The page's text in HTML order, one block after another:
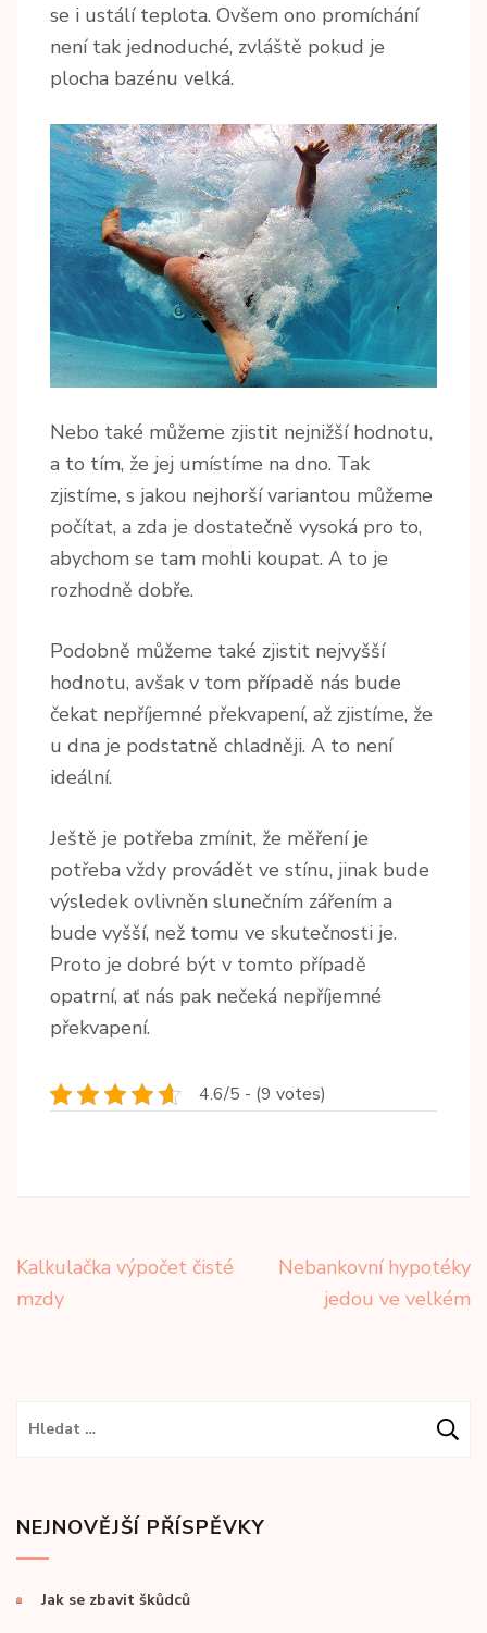
se i ustálí teplota. Ovšem ono promíchání
není tak jednoduché, zvláště pokud je
plocha bazénu velká.
Nebo také můžeme zjistit nejnižší hodnotu,
a to tím, že jej umístíme na dno. Tak
zjistíme, s jakou nejhorší variantou můžeme
počítat, a zda je dostatečně vysoká pro to,
abychom se tam mohli koupat. A to je
rozhodně dobře.
Podobně můžeme také zjistit nejvyšší
hodnotu, avšak v tom případě nás bude
čekat nepříjemné překvapení, až zjistíme, že
u dna je podstatně chladněji. A to není
ideální.
Ještě je potřeba zmínit, že měření je
potřeba vždy provádět ve stínu, jinak bude
výsledek ovlivněn slunečním zářením a
bude vyšší, než tomu ve skutečnosti je.
Proto je dobré být v tomto případě
opatrní, ať nás pak nečeká nepříjemné
překvapení.
4.6/5 - (9 votes)
Navigace
pro
Kalkulačka výpočet čisté
mzdy
Nebankovní hypotéky
jedou ve velkém
Vyhledávání
NEJNOVĚJŠÍ PŘÍSPĚVKY
Jak se zbavit škůdců